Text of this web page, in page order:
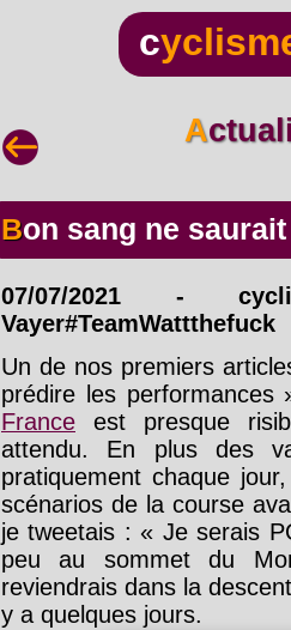
c
Bon sang ne
07/07/2021 -
Vayer#TeamWattthefuck
Un de nos premiers
prédire les
France est presque
attendu. En plus des
pratiquement chaque
scénarios de la course
je tweetais : « Je serais
peu au sommet du
reviendrais dans la
y a quelques jours.